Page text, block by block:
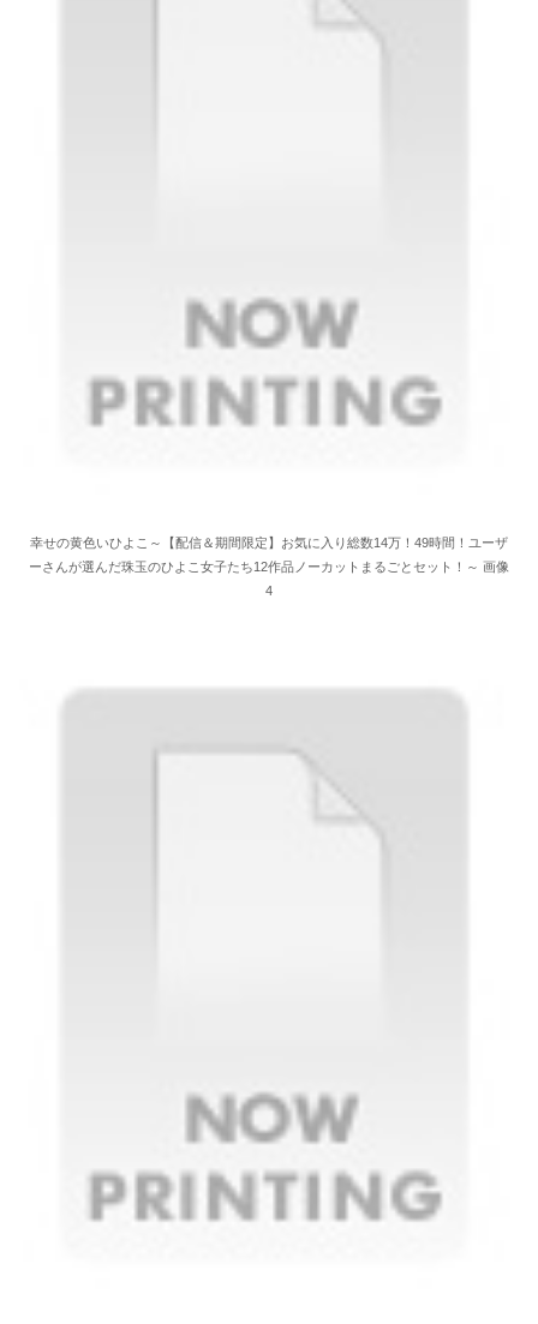
幸せの黄色いひよこ～【配信＆期間限定】お気に入り総数14万！49時間！ユーザ
ーさんが選んだ珠玉のひよこ女子たち12作品ノーカットまるごとセット！～ 画像
4